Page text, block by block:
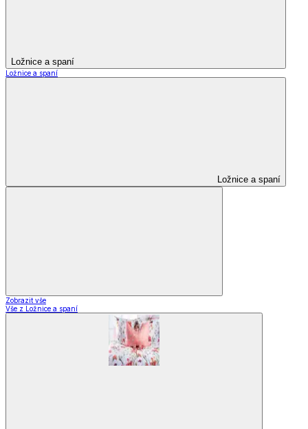
Ložnice a spaní
Ložnice a spaní
Ložnice a spaní
Zobrazit vše
Vše z Ložnice a spaní